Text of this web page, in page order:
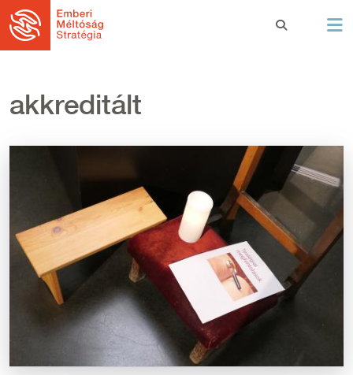
Ugrás a tartalomra
akkreditált